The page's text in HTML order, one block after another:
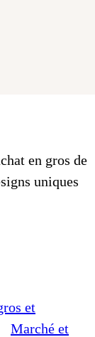
en gros de
uniques
et
Marché et